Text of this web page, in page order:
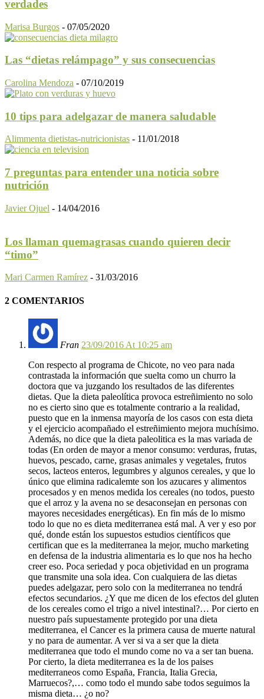
verdades
Marisa Burgos - 07/05/2020
Las “dietas relámpago” y sus consecuencias
Carolina Mendoza - 07/10/2019
10 tips para adelgazar de manera saludable
Alimmenta dietistas-nutricionistas - 11/01/2018
7 preguntas para entender una noticia sobre
nutrición
Javier Ojuel - 14/04/2016
Los llaman quemagrasas cuando quieren decir
“timo”
Mari Carmen Ramírez - 31/03/2016
2 COMENTARIOS
Fran 23/09/2016 At 10:25 am
Con respecto al programa de Chicote, no veo para nada
contrastada la información que suelta como un churro la
doctora que va juzgando los resultados de las diferentes
dietas. Que la dieta paleolítica provoca estreñimiento no solo
no es cierto sino que es totalmente contrario a la realidad,
puesto que en la inmensa mayoría de los casos con esta dieta
y el ejercicio acompañado el estreñimiento mejora muchísimo.
Además, no dice que la dieta paleolitica es la mas variada de
todas (En orden de mayor a menor consumo: verduras, frutas,
huevos, pescado, carne, grasas animales y vegetales, frutos
secos, lacteos enteros, legumbres y algunos cereales, y que lo
único que elimina radicalemte son los azucares y alimentos
procesados y en menos medida los cereales (no todos, puesto
que el arroz y la avena no se desaconsejan en personas con
mayores necesidades energéticas). En fin más de lo mismo
todo lo que no es dieta mediterranea está mal. A ver y eso por
qué, donde están los supuestos estudios científicos que
certifican que es la mediterranea la mejor, mucho marketing
en defensa de la industria alimentaria es lo que nos ha hecho
creer eso. Poca seriedad y poca objetividad en un programa
que transmite una sola idea. Con cualquiera de las dietas
puedes adelgazar, pero solo con la mediterranea no tendrá
efectos secundarios. ¿Y que me dicen de los efectos del gluten
de los cereales como el trigo a nivel intestinal?… Por cierto en
nuestro país supuestamente protegido por una dieta
mediterranea, el Cancer es la primera causa de muerte natural
y no para de aumentar. A ver si va a ser que la dieta
mediterranea que todo el mundo come no va a ser tan buena.
Por cierto, la dieta mediterranea es la de los paises
mediterraneos como España, Francia, Italia Grecia,
Marruecos?,… como todo el mundo sabe todos seguimos la
misma dieta… ¿o no?